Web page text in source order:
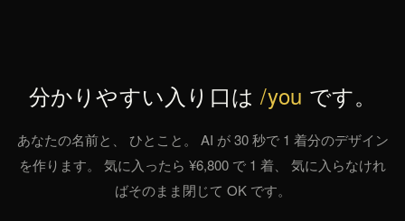
分かりやすい入り口は/you です。
あなたの名前と、 ひとこと。 AI が 30 秒で 1 着分のデザイン
を作ります。 気に入ったら ¥6,800 で 1 着、 気に入らなけれ
ばそのまま閉じて OK です。